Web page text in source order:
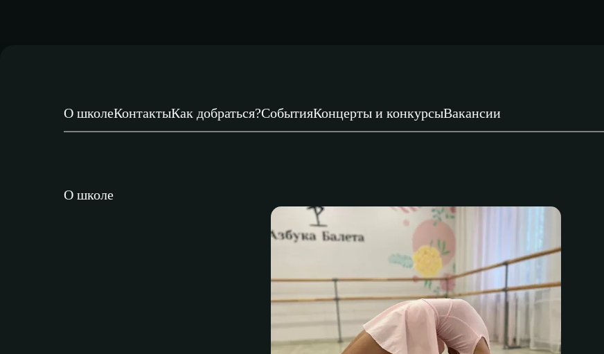
О школеКонтактыКак добраться?СобытияКонцерты и конкурсыВакансии
О школе